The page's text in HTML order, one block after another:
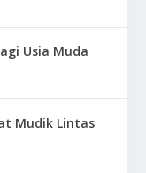
Usia Muda
Mudik Lintas